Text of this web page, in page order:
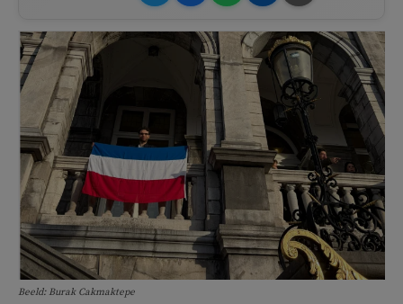
Beeld: Burak Cakmaktepe